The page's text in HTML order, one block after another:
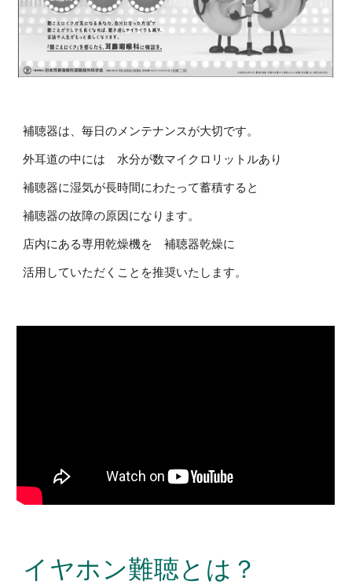
補聴器は、毎日のメンテナンスが大切です。
外耳道の中には 水分が数マイクロリットルあり
補聴器に湿気が長時間にわたって蓄積すると
補聴器の故障の原因になります。
店内にある専用乾燥機を 補聴器乾燥に
活用していただくことを推奨いたします。
イヤホン難聴とは？